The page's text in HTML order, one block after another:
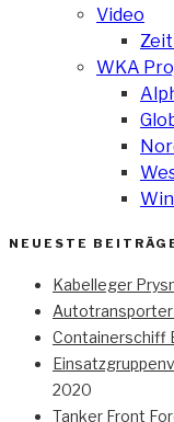
Video
WKA
NEUESTE
Kabelleger
Autotransporter
Containerschiff
2020
Tanker Front